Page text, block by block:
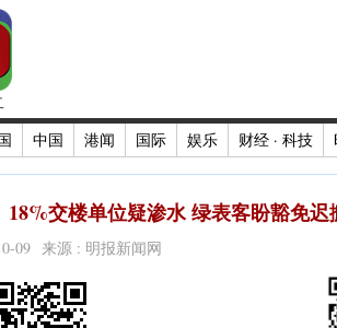
中国 港闻 国际 娱乐 财经 · 科技
18%交楼单位疑渗水 绿表客盼豁免迟
09 来源 : 明报新闻网